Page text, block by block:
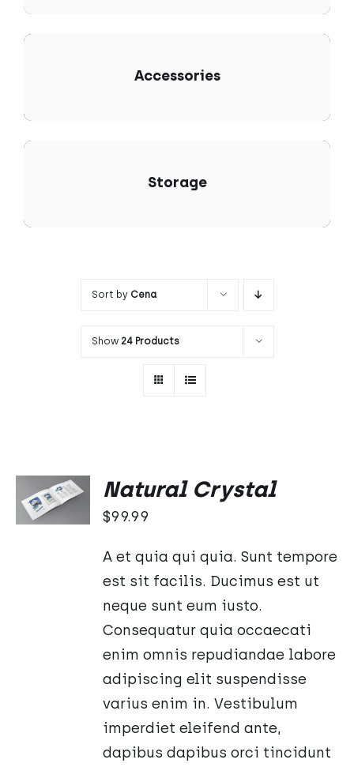
Accessories
Storage
Sort by Cena
Show 24 Products
Oceniono
5.00na 5
DODAJ
DO
KOSZYKA
Natural Crystal
$99.99
A et quia qui quia. Sunt tempore
est sit facilis. Ducimus est ut
neque sunt eum iusto.
Consequatur quia occaecati
enim omnis repudiandae labore
adipiscing elit suspendisse
varius enim in. Vestibulum
imperdiet eleifend ante,
dapibus dapibus orci tincidunt